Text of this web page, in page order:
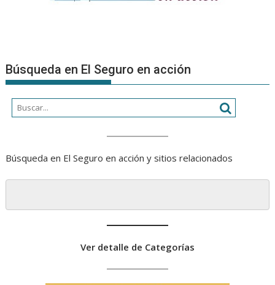
Búsqueda en El Seguro en acción
Búsqueda en El Seguro en acción y sitios relacionados
Ver detalle de Categorías